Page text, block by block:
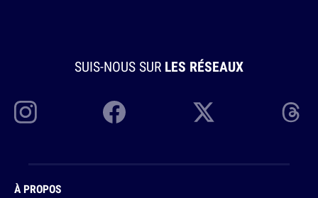
SUIS-NOUS SUR LES RÉSEAUX
À PROPOS